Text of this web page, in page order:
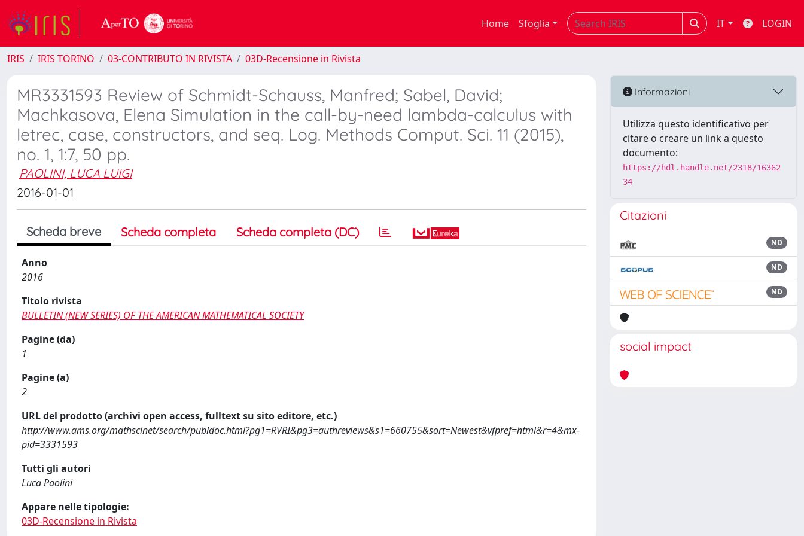
Home Sfoglia IT LOGIN
IRIS IRIS TORINO 03-CONTRIBUTO IN RIVISTA 03D-Recensione in Rivista
MR3331593 Review of Schmidt-Schauss, Manfred; Sabel, David;
Machkasova, Elena Simulation in the call-by-need lambda-calculus with
letrec, case, constructors, and seq. Log. Methods Comput. Sci. 11 (2015),
no. 1, 1:7, 50 pp.
PAOLINI, LUCA LUIGI
2016-01-01
Scheda breve Scheda completa Scheda completa (DC)
Anno
2016
Titolo rivista
BULLETIN (NEW SERIES) OF THE AMERICAN MATHEMATICAL SOCIETY
Pagine (da)
1
Pagine (a)
2
URL del prodotto (archivi open access, fulltext su sito editore, etc.)
http://www.ams.org/mathscinet/search/publdoc.html?pg1=RVRI&pg3=authreviews&s1=660755&sort=Newest&vfpref=html&r=4&mx-
pid=3331593
Tutti gli autori
Luca Paolini
Appare nelle tipologie:
03D-Recensione in Rivista
Informazioni
Utilizza questo identificativo per
citare o creare un link a questo
documento:
https://hdl.handle.net/2318/16362
34
Citazioni
ND
ND
ND
social impact